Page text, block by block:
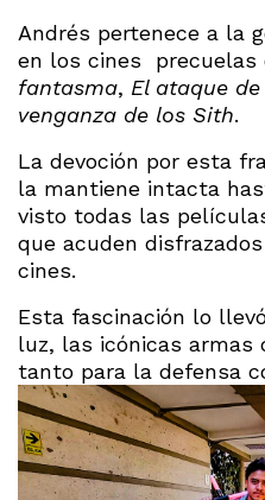
Andrés pertenece a la
en los cines precuelas
fantasma, El ataque
venganza de los Sith.
La devoción por esta
la mantiene intacta
visto todas las
que acuden
cines.
Esta fascinación lo
luz, las icónicas armas
tanto para la defensa